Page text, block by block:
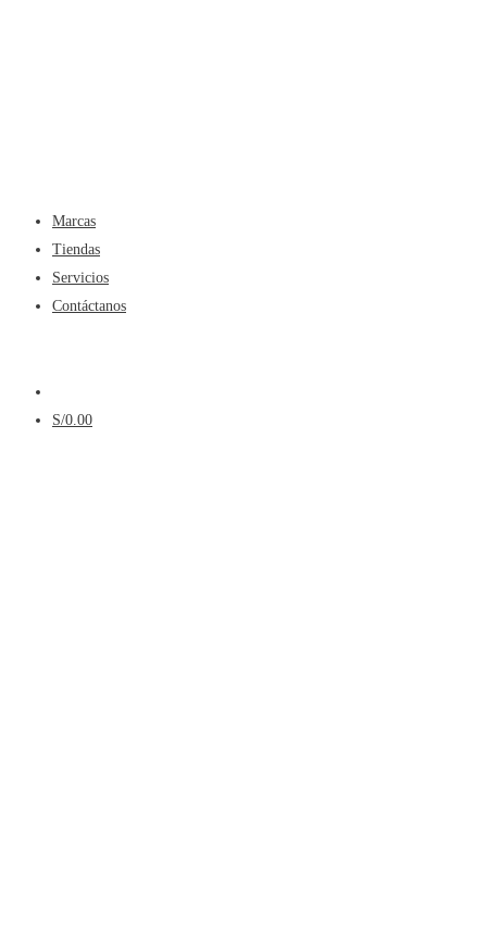
Menú
Marcas
Tiendas
Servicios
Contáctanos
Menú
S/0.00